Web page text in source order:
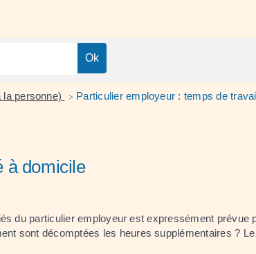
personne) > Particulier employeur : temps de
à domicile
du particulier employeur est expressément prévue
sont décomptées les heures supplémentaires ?